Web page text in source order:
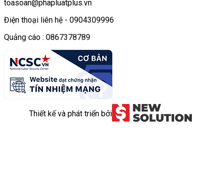
toasoan@phapluatplus.vn
Điện thoại liên hệ - 0904309996
Quảng cáo : 0867378789
Thiết kế và phát triển bởi